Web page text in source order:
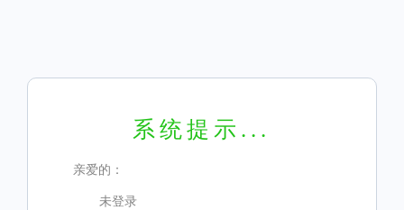
系统提示...
亲爱的：
未登录